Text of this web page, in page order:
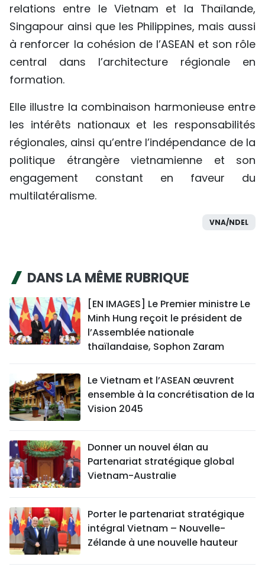
relations entre le Vietnam et la Thaïlande,
Singapour ainsi que les Philippines, mais aussi
à renforcer la cohésion de l’ASEAN et son rôle
central dans l’architecture régionale en
formation.
Elle illustre la combinaison harmonieuse entre
les intérêts nationaux et les responsabilités
régionales, ainsi qu’entre l’indépendance de la
politique étrangère vietnamienne et son
engagement constant en faveur du
multilatéralisme.
VNA/NDEL
DANS LA MÊME RUBRIQUE
[EN IMAGES] Le Premier ministre Le
Minh Hung reçoit le président de
l’Assemblée nationale
thaïlandaise, Sophon Zaram
Le Vietnam et l’ASEAN œuvrent
ensemble à la concrétisation de la
Vision 2045
Donner un nouvel élan au
Partenariat stratégique global
Vietnam-Australie
Porter le partenariat stratégique
intégral Vietnam – Nouvelle-
Zélande à une nouvelle hauteur